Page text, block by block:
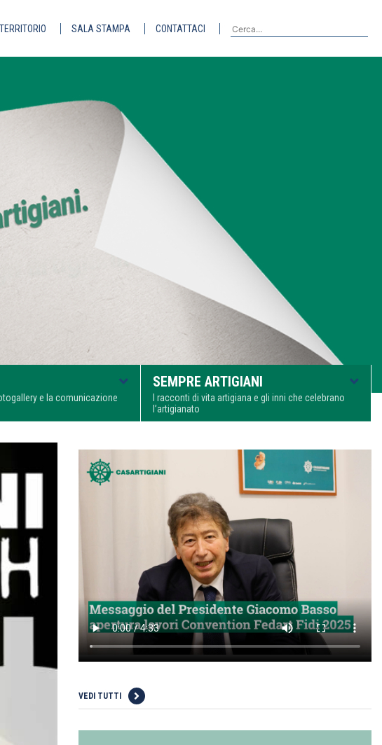
TERRITORIO SALA STAMPA CONTATTACI
e la comunicazione
SEMPRE ARTIGIANI
I racconti di vita artigiana e gli inni che celebrano
l’artigianato
VEDI TUTTI